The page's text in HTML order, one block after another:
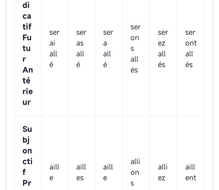
di
ca
tif
Fu
tu
r
An
té
rie
ur
ser
ai
all
é
ser
as
all
é
ser
a
all
é
ser
on
s
all
és
ser
ez
all
és
ser
ont
all
és
Su
bj
on
cti
f
Pr
aill
e
aill
es
aill
e
alli
on
s
alli
ez
aill
ent